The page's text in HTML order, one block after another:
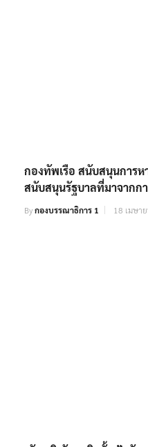
กองทัพเรือ สนับสนุนการห
สนับสนุนรัฐบาลที่มาจากก
Byกองบรรณาธิการ 1 18 เมษา